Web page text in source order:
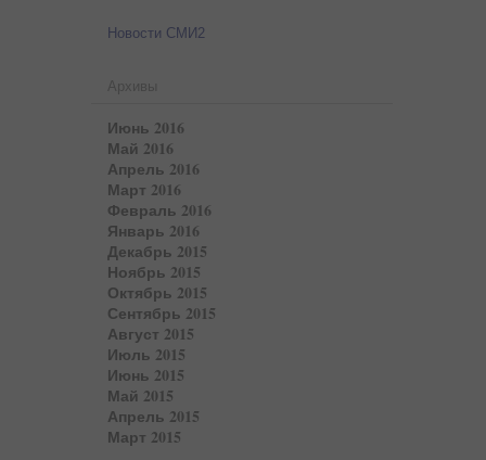
Новости СМИ2
Архивы
Июнь 2016
Май 2016
Апрель 2016
Март 2016
Февраль 2016
Январь 2016
Декабрь 2015
Ноябрь 2015
Октябрь 2015
Сентябрь 2015
Август 2015
Июль 2015
Июнь 2015
Май 2015
Апрель 2015
Март 2015